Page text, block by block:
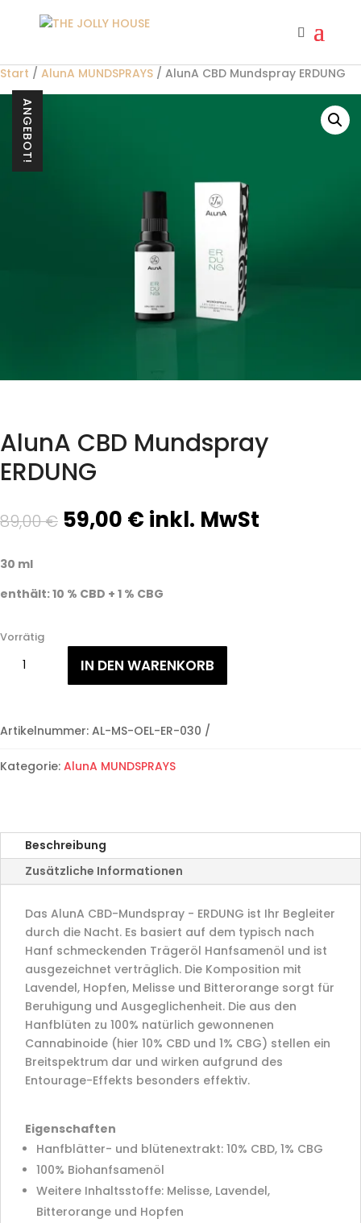
Start / AlunA MUNDSPRAYS / AlunA CBD Mundspray ERDUNG
ANGEBOT!
AlunA CBD Mundspray
ERDUNG
89,00€ Ursprünglicher
Preis
59,00 € Aktueller
inkl. MwSt
30 ml
enthält: 10 % CBD + 1 % CBG
Vorrätig
Menge
IN DEN WARENKORB
Artikelnummer: AL-MS-OEL-ER-030
Kategorie: AlunA MUNDSPRAYS
Beschreibung
Zusätzliche Informationen
Das AlunA CBD-Mundspray - ERDUNG ist Ihr Begleiter
durch die Nacht. Es basiert auf dem typisch nach
Hanf schmeckenden Trägeröl Hanfsamenöl und ist
ausgezeichnet verträglich. Die Komposition mit
Lavendel, Hopfen, Melisse und Bitterorange sorgt für
Beruhigung und Ausgeglichenheit. Die aus den
Hanfblüten zu 100% natürlich gewonnenen
Cannabinoide (hier 10% CBD und 1% CBG) stellen ein
Breitspektrum dar und wirken aufgrund des
Entourage-Effekts besonders effektiv.
Eigenschaften
Hanfblätter- und blütenextrakt: 10% CBD, 1% CBG
100% Biohanfsamenöl
Weitere Inhaltsstoffe: Melisse, Lavendel,
Bitterorange und Hopfen